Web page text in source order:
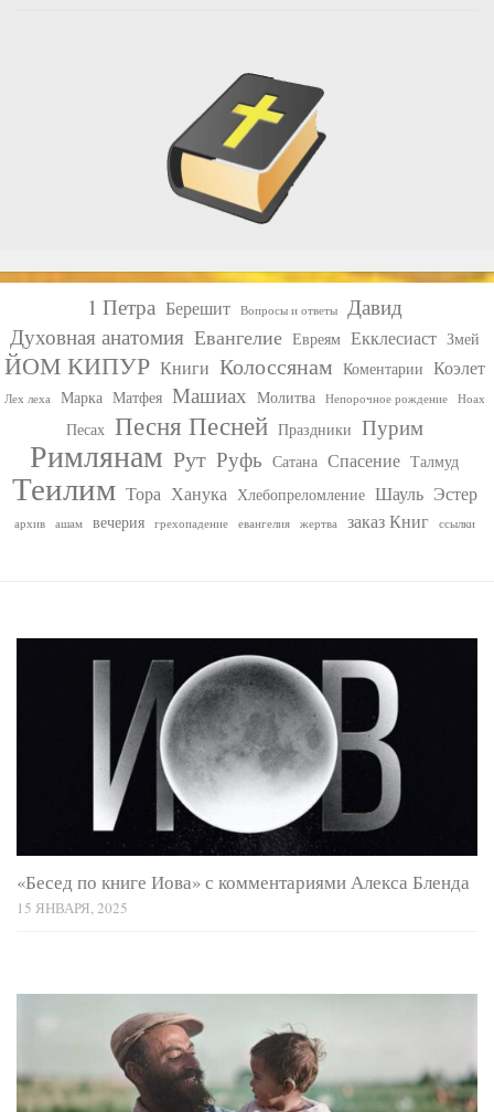
1 Петра Берешит Вопросы и ответы
Давид
Духовная анатомия Евангелие Евреям Екклесиаст Змей
ЙОМ КИПУР Книги Колоссянам Коментарии Коэлет
Лех леха Марка Матфея Машиах Молитва Непорочное рождение Ноах
Песах Песня Песней Праздники Пурим
Римлянам Рут Руфь Сатана Спасение Талмуд
Теилим Тора Ханука Хлебопреломление Шауль Эстер
архив ашам вечерия грехопадение евангелия жертва заказ Книг ссылки
«Бесед по книге Иова» с комментариями Алекса Бленда
15 ЯНВАРЯ, 2025